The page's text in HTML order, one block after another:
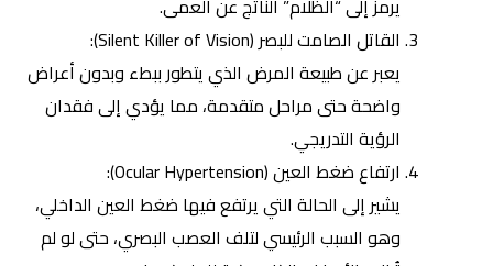
يرمز إلى “الظلام” الناتج عن العمى.
القاتل الصامت للبصر(Silent Killer of Vision):
يعبر عن طبيعة المرض الذي يتطور ببطء وبدون أعراض
واضحة حتى مراحل متقدمة، مما يؤدي إلى فقدان
الرؤية التدريجي.
ارتفاع ضغط العين (Ocular Hypertension):
يشير إلى الحالة التي يرتفع فيها ضغط العين الداخلي،
وهو السبب الرئيسي لتلف العصب البصري، حتى لو لم